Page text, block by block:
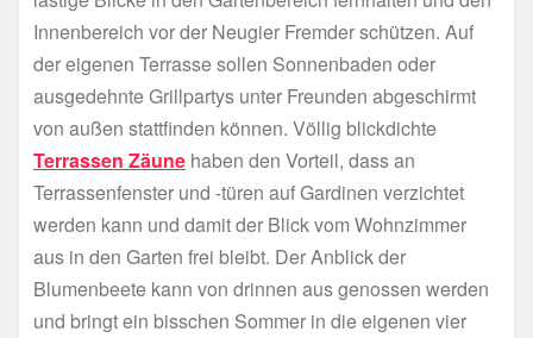
Innenbereich vor der Neugier Fremder schützen. Auf
der eigenen Terrasse sollen Sonnenbaden oder
ausgedehnte Grillpartys unter Freunden abgeschirmt
von außen stattfinden können. Völlig blickdichte
Terrassen Zäune haben den Vorteil, dass an
Terrassenfenster und -türen auf Gardinen verzichtet
werden kann und damit der Blick vom Wohnzimmer
aus in den Garten frei bleibt. Der Anblick der
Blumenbeete kann von drinnen aus genossen werden
und bringt ein bisschen Sommer in die eigenen vier